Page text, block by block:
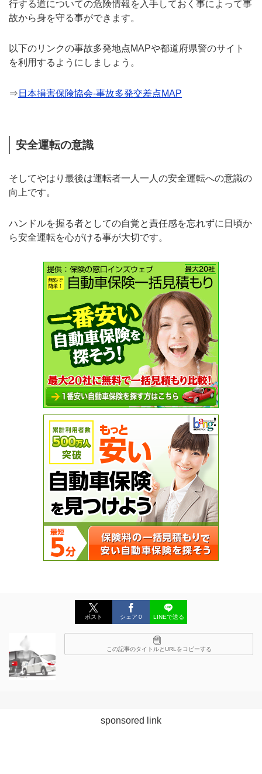
行する道についての危険情報を入手しておく事によって事
故から身を守る事ができます。
以下のリンクの事故多発地点MAPや都道府県警のサイト
を利用するようにしましょう。
⇒ 日本損害保険協会-事故多発交差点MAP
安全運転の意識
そしてやはり最後は運転者一人一人の安全運転への意識の
向上です。
ハンドルを握る者としての自覚と責任感を忘れずに日頃か
ら安全運転を心がける事が大切です。
ポスト シェア 0 LINEで送る
この記事のタイトルとURLをコピーする
sponsored link